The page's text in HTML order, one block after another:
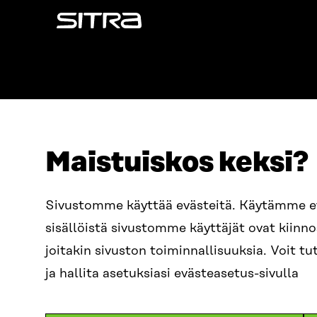
Maistuiskos keksi?
Sivustomme käyttää evästeitä. Käytämme
sisällöistä sivustomme käyttäjät ovat
joitakin sivuston toiminnallisuuksia. Voit
ja hallita asetuksiasi evästeasetus-sivulla
Sitra
Itämerenkatu 11-13, PL 160,
00181 Helsinki
Saapumisohjeet
Y-TUNNUS
+358